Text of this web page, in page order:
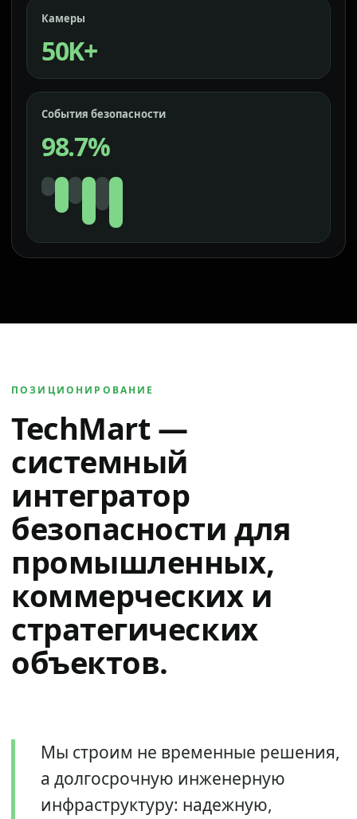
Камеры
50K+
События безопасности
98.7%
ПОЗИЦИОНИРОВАНИЕ
TechMart —
системный
интегратор
безопасности для
промышленных,
коммерческих и
стратегических
объектов.
Мы строим не временные решения,
а долгосрочную инженерную
инфраструктуру: надежную,